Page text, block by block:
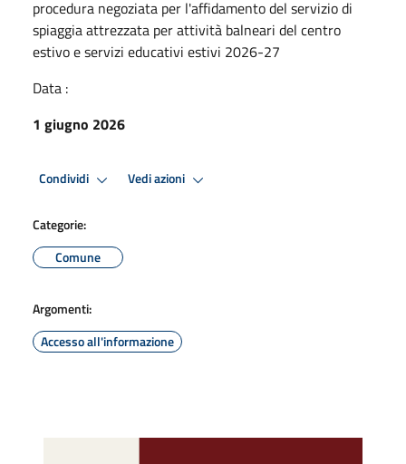
procedura negoziata per l'affidamento del servizio di
spiaggia attrezzata per attività balneari del centro
estivo e servizi educativi estivi 2026-27
Data :
1 giugno 2026
Condividi Vedi azioni
Categorie:
Comune
Argomenti:
Accesso all'informazione